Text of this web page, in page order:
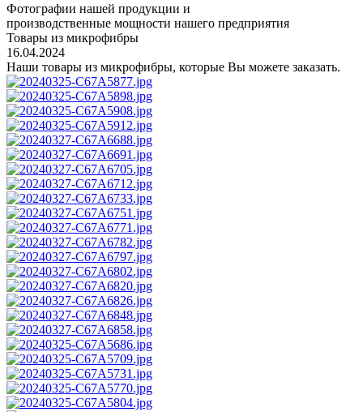
Фотографии нашей продукции и
производственные мощности нашего предприятия
Товары из микрофибры
16.04.2024
Наши товары из микрофибры, которые Вы можете заказать.